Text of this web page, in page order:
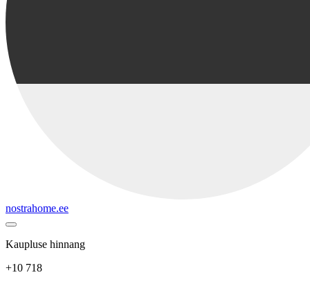
nostrahome.ee
Kaupluse hinnang
+10 718